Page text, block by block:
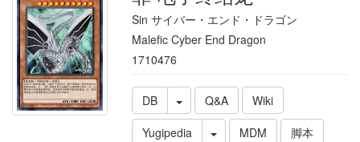
Sin サイバー・エンド・ドラゴン
Malefic Cyber End Dragon
1710476
DB Q&A
Wiki
Yugipedia
MDM
脚本